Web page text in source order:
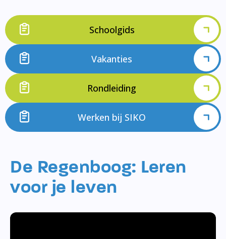
Schoolgids
Vakanties
Rondleiding
Werken bij SIKO
De Regenboog: Leren
voor je leven